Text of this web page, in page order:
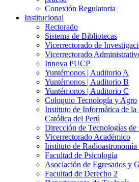
Conexión Regulatoria
Institucional
Rectorado
Sistema de Bibliotecas
Vicerrectorado de
Vicerrectorado
Innova PUCP
Yuntémonos | Auditorio A
Yuntémonos | Auditorio B
Yuntémonos | Auditorio C
Coloquio Tecnología y Agro
Instituto de Informática de
Católica del Perú
Dirección de Tecnologías
Vicerrectorado Académico
Instituto de
Facultad de Psicología
Asociación de Egresados y
Facultad de Derecho 2